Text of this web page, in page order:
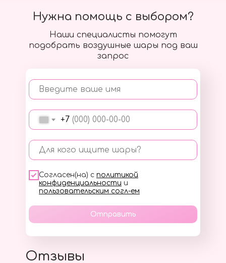
Наши специалисты помогут
подобрать воздушные шары под ваш
запрос
Введите ваше имя
+7
Для кого ищите шары?
Согласен(на) с политикой
конфиденциальности и
пользовательским согл-ем
Отправить
Нужна помощь с выбором?
Отзывы